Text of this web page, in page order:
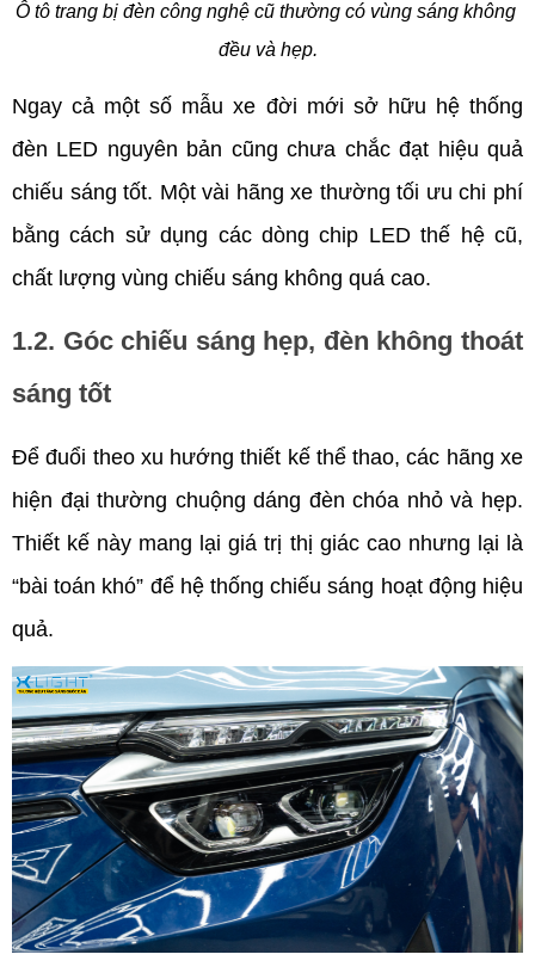
Ô tô trang bị đèn công nghệ cũ thường có vùng sáng không
đều và hẹp.
Ngay cả một số mẫu xe đời mới sở hữu hệ thống
đèn LED nguyên bản cũng chưa chắc đạt hiệu quả
chiếu sáng tốt. Một vài hãng xe thường tối ưu chi phí
bằng cách sử dụng các dòng chip LED thế hệ cũ,
chất lượng vùng chiếu sáng không quá cao.
1.2. Góc chiếu sáng hẹp, đèn không thoát
sáng tốt
Để đuổi theo xu hướng thiết kế thể thao, các hãng xe
hiện đại thường chuộng dáng đèn chóa nhỏ và hẹp.
Thiết kế này mang lại giá trị thị giác cao nhưng lại là
“bài toán khó” để hệ thống chiếu sáng hoạt động hiệu
quả.